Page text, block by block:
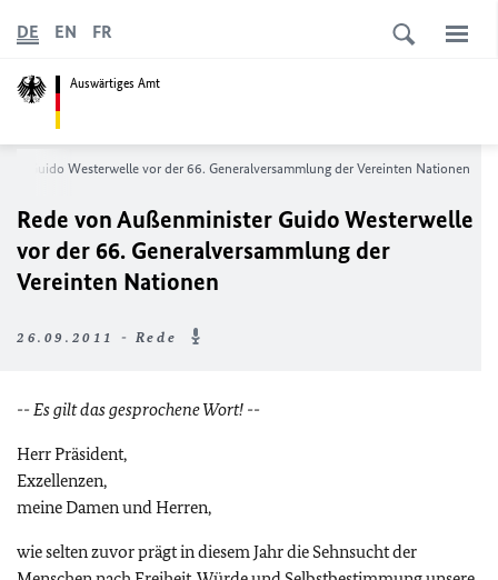
Auswärtiges Amt
DE EN FR
Guido Westerwelle vor der 66. Generalversammlung der Vereinten Nationen
Rede von Außenminister Guido Westerwelle
vor der 66. Generalversammlung der
Vereinten Nationen
26.09.2011 - Rede
-- Es gilt das gesprochene Wort! --
Herr Präsident,
Exzellenzen,
meine Damen und Herren,
wie selten zuvor prägt in diesem Jahr die Sehnsucht der